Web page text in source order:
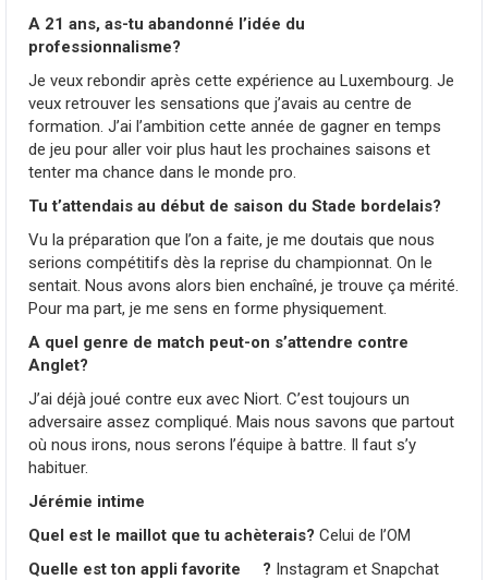
A 21 ans, as-tu abandonné l’idée du
professionnalisme?
Je veux rebondir après cette expérience au Luxembourg. Je
veux retrouver les sensations que j’avais au centre de
formation. J’ai l’ambition cette année de gagner en temps
de jeu pour aller voir plus haut les prochaines saisons et
tenter ma chance dans le monde pro.
Tu t’attendais au début de saison du Stade bordelais?
Vu la préparation que l’on a faite, je me doutais que nous
serions compétitifs dès la reprise du championnat. On le
sentait. Nous avons alors bien enchaîné, je trouve ça mérité.
Pour ma part, je me sens en forme physiquement.
A quel genre de match peut-on s’attendre contre
Anglet?
J’ai déjà joué contre eux avec Niort. C’est toujours un
adversaire assez compliqué. Mais nous savons que partout
où nous irons, nous serons l’équipe à battre. Il faut s’y
habituer.
Jérémie intime
Quel est le maillot que tu achèterais? Celui de l’OM
Quelle est ton appli favorite
? Instagram et Snapchat